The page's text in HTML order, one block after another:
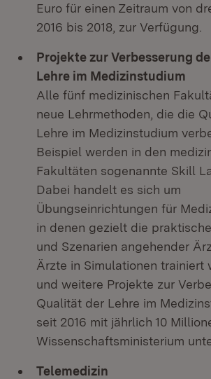
Euro für einen Zeitraum von
2016 bis 2018, zur Verfügung.
Projekte zur Verbesserung
Lehre im Medizinstudium
Alle fünf medizinischen
neue Lehrmethoden, die die
Lehre im Medizinstudium
Beispiel werden in den
Fakultäten sogenannte Skill
Dabei handelt es sich um
Übungseinrichtungen für
in denen gezielt die
und Szenarien angehender
Ärzte in Simulationen trainiert
und weitere Projekte zur
Qualität der Lehre im
seit 2016 mit jährlich 10
Wissenschaftsministerium
Telemedizin